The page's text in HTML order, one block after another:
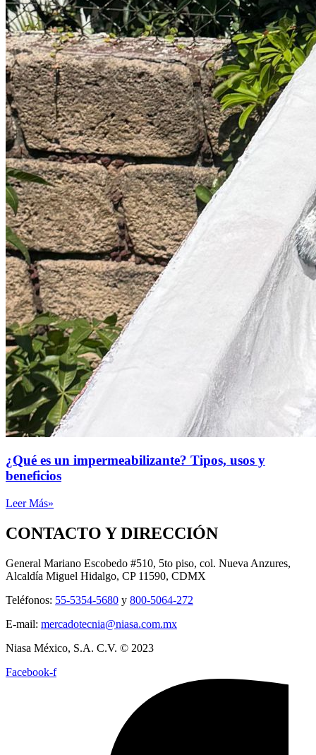
¿Qué es un impermeabilizante? Tipos, usos y
beneficios
Leer Más»
CONTACTO Y DIRECCIÓN
General Mariano Escobedo #510, 5to piso, col. Nueva Anzures,
Alcaldía Miguel Hidalgo, CP 11590, CDMX
Teléfonos: 55-5354-5680 y 800-5064-272
E-mail: mercadotecnia@niasa.com.mx
Niasa México, S.A. C.V. © 2023
Facebook-f